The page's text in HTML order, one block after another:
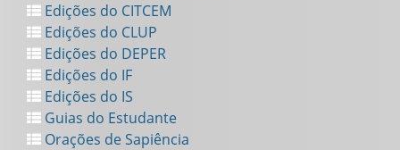
Edições do CITCEM
Edições do CLUP
Edições do DEPER
Edições do IF
Edições do IS
Guias do Estudante
Orações de Sapiência